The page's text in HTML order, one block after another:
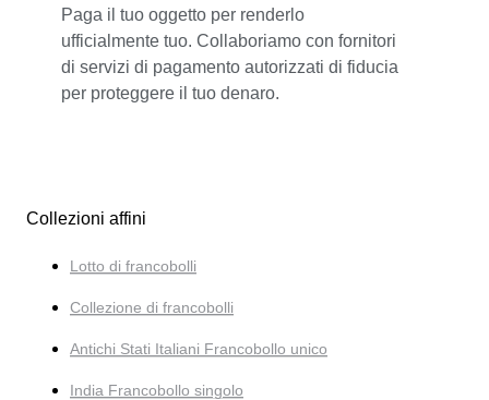
Paga il tuo oggetto per renderlo
ufficialmente tuo. Collaboriamo con fornitori
di servizi di pagamento autorizzati di fiducia
per proteggere il tuo denaro.
Collezioni affini
Lotto di francobolli
Collezione di francobolli
Antichi Stati Italiani Francobollo unico
India Francobollo singolo